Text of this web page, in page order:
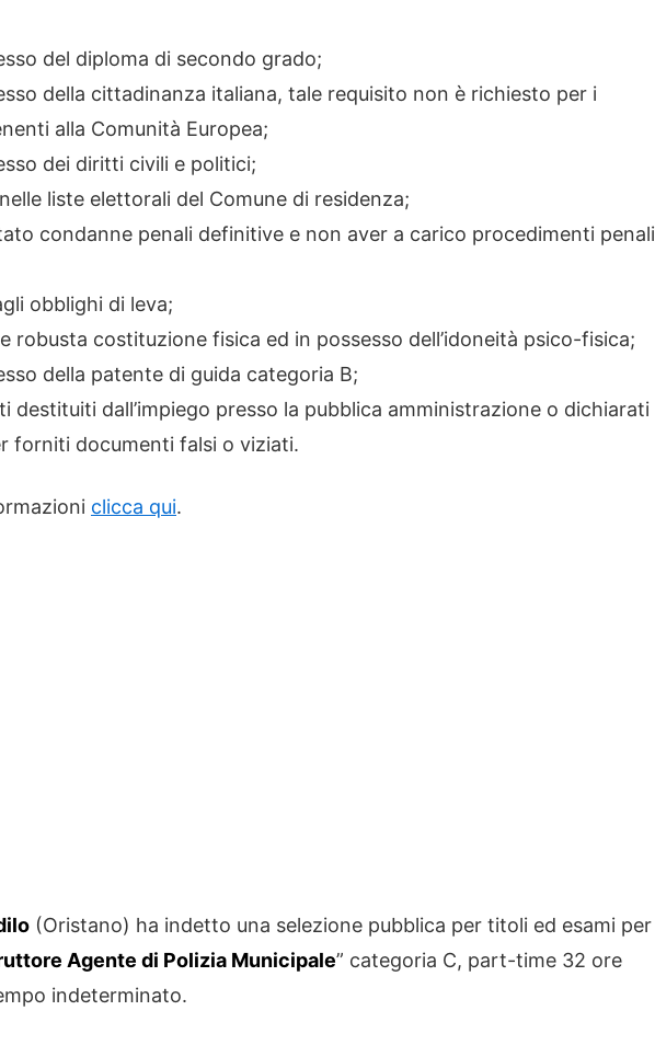
del diploma di secondo grado;
della cittadinanza italiana, tale requisito non è richiesto per i
alla Comunità Europea;
dei diritti civili e politici;
liste elettorali del Comune di residenza;
condanne penali definitive e non aver a carico procedimenti penali
obblighi di leva;
robusta costituzione fisica ed in possesso dell’idoneità psico-fisica;
della patente di guida categoria B;
destituiti dall’impiego presso la pubblica amministrazione o dichiarati
forniti documenti falsi o viziati.
clicca qui.
(Oristano) ha indetto una selezione pubblica per titoli ed esami per
Agente di Polizia Municipale” categoria C, part-time 32 ore
indeterminato.